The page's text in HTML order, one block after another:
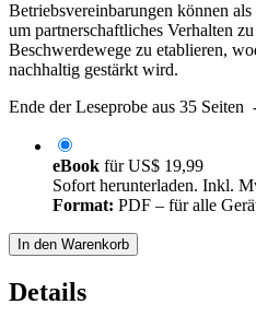
Betriebsvereinbarungen können
um partnerschaftliches Verhalten
Beschwerdewege zu etablieren,
nachhaltig gestärkt wird.
Ende der Leseprobe aus 35 Seiten
eBook fürUS$ 19,99
Sofort herunterladen. Inkl.
Format: PDF – für alle
In den Warenkorb
Details